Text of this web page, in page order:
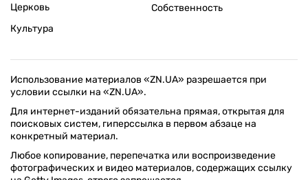
Церковь
Культура
Собственность
Использование материалов «ZN.UA» разрешается при
условии ссылки на «ZN.UA».
Для интернет-изданий обязательна прямая, открытая для
поисковых систем, гиперссылка в первом абзаце на
конкретный материал.
Любое копирование, перепечатка или воспроизведение
фотографических и видео материалов, содержащих ссылку